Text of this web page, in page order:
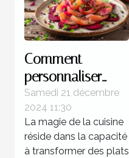
Comment
personnaliser
votre gravlax à la
betterave avec
des épices
locales
Samedi 21 décembre
2024 11:30
La magie de la cuisine
réside dans la capacité
à transformer des plats